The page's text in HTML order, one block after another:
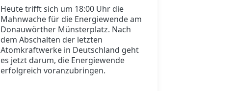
Heute trifft sich um 18:00 Uhr die
Mahnwache für die Energiewende am
Donauwörther Münsterplatz. Nach
dem Abschalten der letzten
Atomkraftwerke in Deutschland geht
es jetzt darum, die Energiewende
erfolgreich voranzubringen.